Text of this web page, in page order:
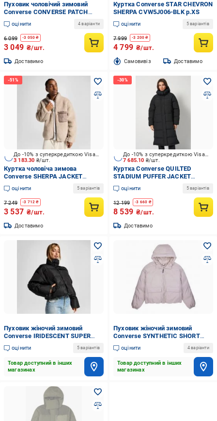
Пуховик чоловічий зимовий
Converse CONVERSE PATCH
POCKET CORE PUFFER 10027260-
010 р.S сірий
оцінити 4 варіанти
6 099 -3 050 ₴
3 049 ₴/шт.
Доставимо
Куртка Converse STAR CHEVRON
SHERPA CVW5J006-BLK р.XS
оцінити 5 варіантів
7 999 -3 200 ₴
4 799 ₴/шт.
Cамовивіз Доставимо
3 183.30 ₴/шт.
До -10% з суперкредиткою Visa Вигода
Куртка чоловіча зимова
Converse SHERPA JACKET
10026727-216 р.L бежева
оцінити 5 варіантів
7 249 -3 712 ₴
3 537 ₴/шт.
Доставимо
7 685.10 ₴/шт.
До -10% з суперкредиткою Visa Вигода
Куртка Converse QUILTED
STADIUM PUFFER JACKET
CVW5J004-BLK р.XL
оцінити 5 варіантів
12 199 -3 660 ₴
8 539 ₴/шт.
Доставимо
Пуховик жіночий зимовий
Converse IRIDESCENT SUPER
PUFFER 10026797-001 р.S чорний
оцінити 5 варіантів
Товар доступний в інших
магазинах
Пуховик жіночий зимовий
Converse SYNTHETIC SHORT
PUFFER 10026803-251 р.XS
бежевий
оцінити 4 варіанти
Товар доступний в інших
магазинах